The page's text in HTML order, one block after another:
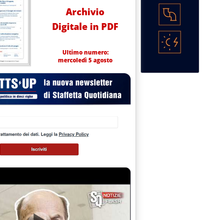
Archivio
Digitale in PDF
Ultimo numero:
mercoledì 5 agosto